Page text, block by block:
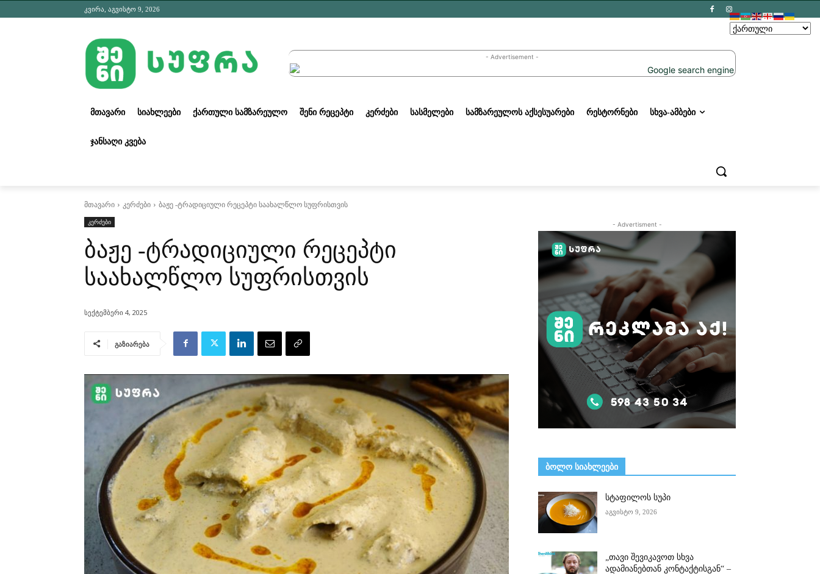
კვირა, აგვისტო 9, 2026
- Advertisement -
ᲛᲗᲐᲕᲐᲠᲘ ᲡᲘᲐᲮᲚᲔᲔᲑᲘ ᲥᲐᲠᲗᲣᲚᲘ ᲡᲐᲛᲖᲐᲠᲔᲣᲚᲝ ᲨᲔᲜᲘ ᲠᲔᲪᲔᲞᲢᲘ ᲙᲔᲠᲫᲔᲑᲘ ᲡᲐᲡᲛᲔᲚᲔᲑᲘ ᲡᲐᲛᲖᲐᲠᲔᲣᲚᲝᲡ ᲐᲥᲡᲔᲡᲣᲐᲠᲔᲑᲘ ᲠᲔᲡᲢᲝᲠᲜᲔᲑᲘ ᲡᲮᲕᲐ-ᲐᲛᲑᲔᲑᲘ
ᲯᲐᲜᲡᲐᲦᲘ ᲙᲕᲔᲑᲐ
მთავარი კერძები
ბაჟე -ტრადიციული რეცეპტი საახალწლო სუფრისთვის
კერძები
ბაჟე -ტრადიციული რეცეპტი
საახალწლო სუფრისთვის
სექტემბერი 4, 2025
გაზიარება
- Advertisment -
ᲑᲝᲚᲝ ᲡᲘᲐᲮᲚᲔᲔᲑᲘ
სტაფილოს სუპი
აგვისტო 9, 2026
„თავი შევიკავოთ სხვა
ადამიანებთან კონტაქტისგან“ –